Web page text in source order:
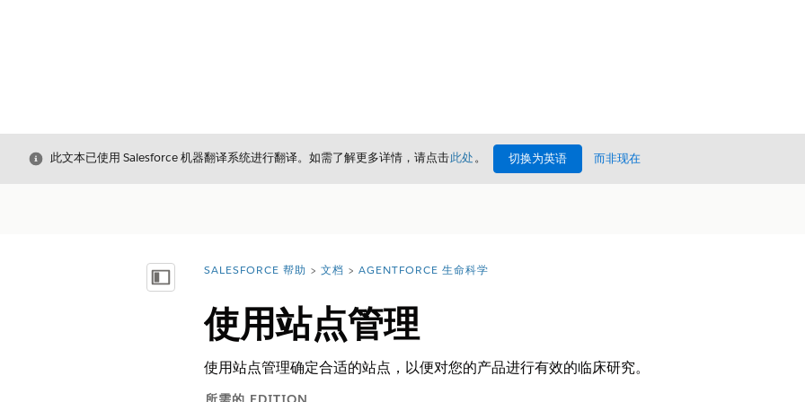
关闭
此文本已使用 Salesforce 机器翻译系统进行翻译。如需了解更多详情，请点击此处。 切换为英语 而非现在
显示目录 您在此处：
SALESFORCE 帮助 文档 AGENTFORCE 生命科学
使用站点管理
使用站点管理确定合适的站点，以便对您的产品进行有效的临床研究。